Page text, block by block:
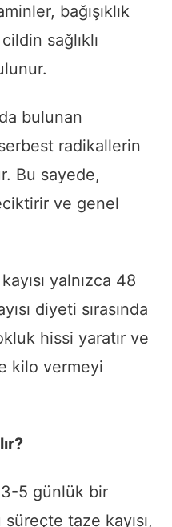
bağışıklık
sağlıklı
bulunan
radikallerin
Bu sayede,
ve genel
yalnızca 48
diyeti sırasında
hissi yaratır ve
kilo vermeyi
3-5 günlük bir
taze kayısı,